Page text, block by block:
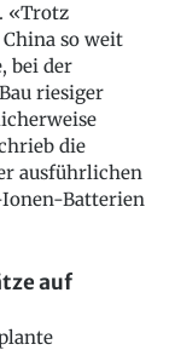
«Trotz
so weit
bei der
riesiger
die
ausführlichen
Batterien
auf